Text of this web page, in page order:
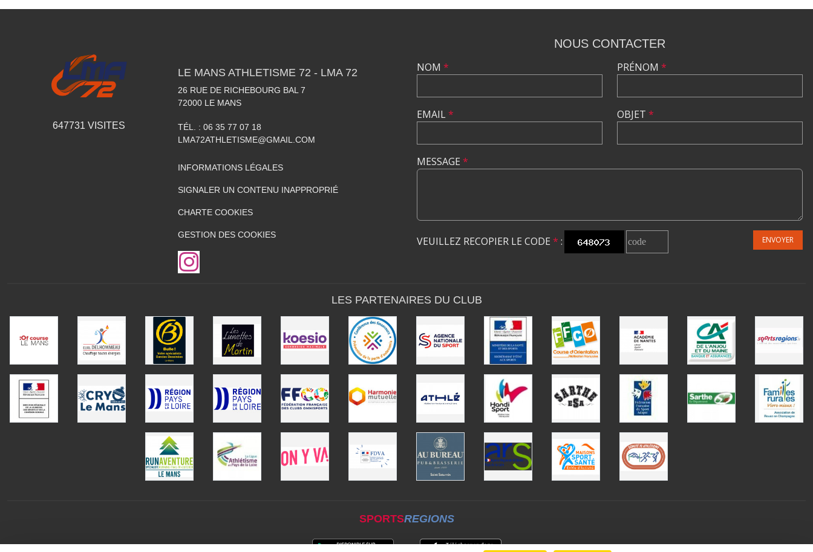
647731 VISITES
LE MANS ATHLETISME 72 - LMA 72
26 RUE DE RICHEBOURG BAL 7
72000 LE MANS
TÉL. : 06 35 77 07 18
LMA72ATHLETISME@GMAIL.COM
INFORMATIONS LÉGALES
SIGNALER UN CONTENU INAPPROPRIÉ
CHARTE COOKIES
GESTION DES COOKIES
NOUS CONTACTER
NOM *
EMAIL*
PRÉNOM *
OBJET *
MESSAGE *
VEUILLEZ RECOPIER LE CODE * : ENVOYER
LES PARTENAIRES DU CLUB
SPORTSREGIONS